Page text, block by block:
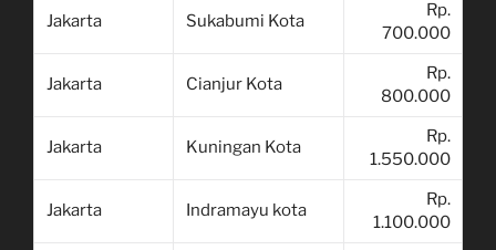
Jakarta Sukabumi Kota
Rp.
700.000
Jakarta Cianjur Kota
Rp.
800.000
Jakarta Kuningan Kota
Rp.
1.550.000
Jakarta Indramayu kota
Rp.
1.100.000